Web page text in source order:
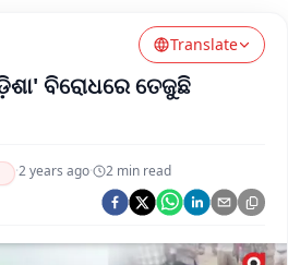
Health Connect
Swaad Odisha
Chalo Dekhein Apna Desh
Translate
ବିରୋଧରେ ତେଜୁଛି
·2 years ago· 2 min read